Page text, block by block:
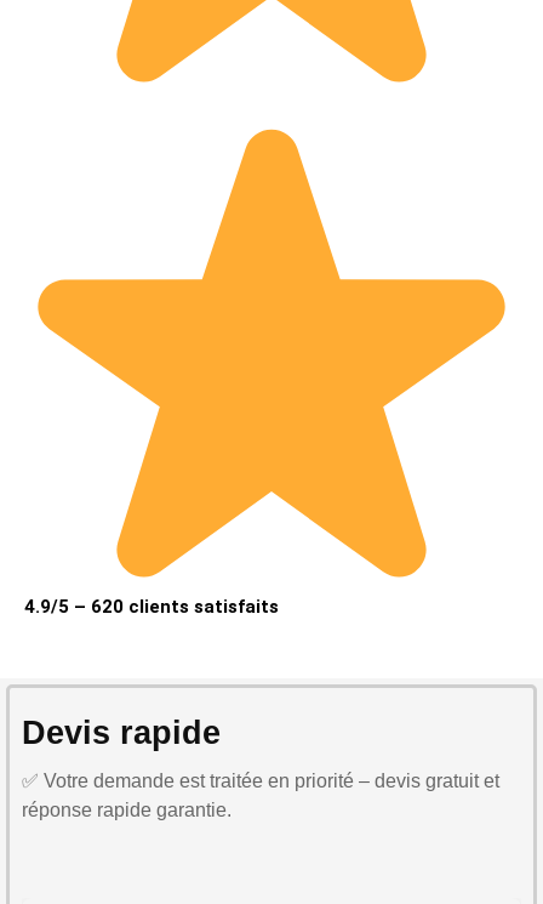
4.9/5 – 620 clients satisfaits
Devis rapide
✅ Votre demande est traitée en priorité – devis gratuit et
réponse rapide garantie.